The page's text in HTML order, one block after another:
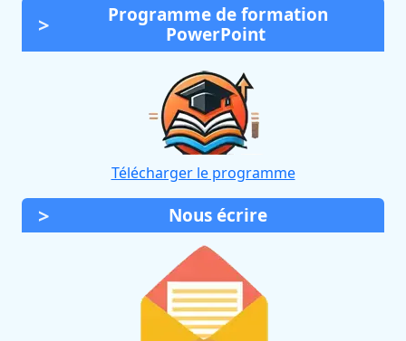
Programme de formation
PowerPoint
Télécharger le programme
Nous écrire